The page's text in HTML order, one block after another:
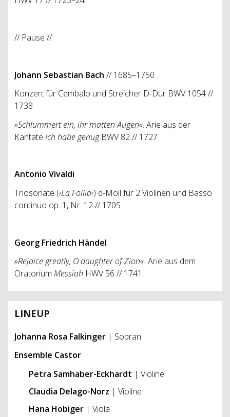
// Pause //
Johann Sebastian Bach // 1685–1750
Konzert für Cembalo und Streicher D-Dur BWV 1054 //
1738
»Schlummert ein, ihr matten Augen«. Arie aus der
Kantate Ich habe genug BWV 82 // 1727
Antonio Vivaldi
Triosonate (›La Follia‹) d-Moll für 2 Violinen und Basso
continuo op. 1, Nr. 12 // 1705
Georg Friedrich Händel
»Rejoice greatly, O daughter of Zion«. Arie aus dem
Oratorium Messiah HWV 56 // 1741
LINEUP
Johanna Rosa Falkinger | Sopran
Ensemble Castor
Petra Samhaber-Eckhardt | Violine
Claudia Delago-Norz | Violine
Hana Hobiger | Viola